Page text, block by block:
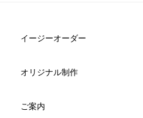
イージーオーダー
オリジナル制作
ご案内